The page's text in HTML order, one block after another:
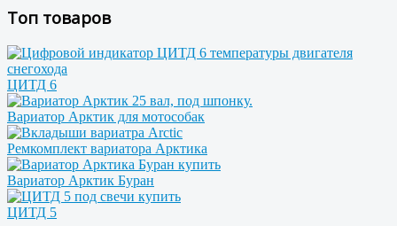
Топ товаров
ЦИТД 6
Вариатор Арктик для мотособак
Ремкомплект вариатора Арктика
Вариатор Арктик Буран
ЦИТД 5